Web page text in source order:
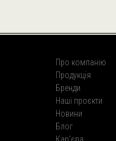
Про компанію
Продукція
Бренди
Наші проєкти
Новини
Блог